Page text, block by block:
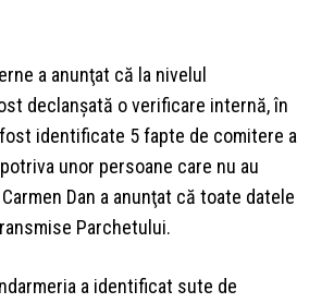
a anunţat că la nivelul
declanşată o verificare internă, în
identificate 5 fapte de comitere a
unor persoane care nu au
Dan a anunţat că toate datele
Parchetului.
a identificat sute de